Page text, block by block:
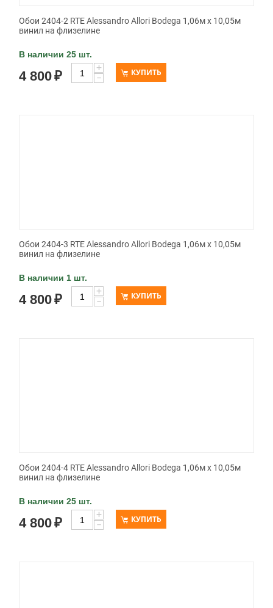
Обои 2404-2 RTE Alessandro Allori Bodega 1,06м х 10,05м
винил на флизелине
В наличии 25 шт.
4 800₽
+
−
КУПИТЬ
Обои 2404-3 RTE Alessandro Allori Bodega 1,06м х 10,05м
винил на флизелине
В наличии 1 шт.
4 800₽
+
−
КУПИТЬ
Обои 2404-4 RTE Alessandro Allori Bodega 1,06м х 10,05м
винил на флизелине
В наличии 25 шт.
4 800₽
+
−
КУПИТЬ